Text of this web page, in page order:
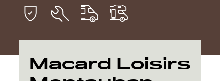
Find din Sunlight
Oplev
Macard Loisirs